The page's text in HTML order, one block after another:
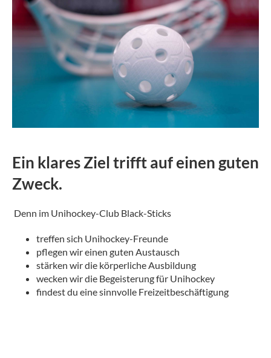
Ein klares Ziel trifft auf einen guten
Zweck.
Denn im Unihockey-Club Black-Sticks
treffen sich Unihockey-Freunde
pflegen wir einen guten Austausch
stärken wir die körperliche Ausbildung
wecken wir die Begeisterung für Unihockey
findest du eine sinnvolle Freizeitbeschäftigung